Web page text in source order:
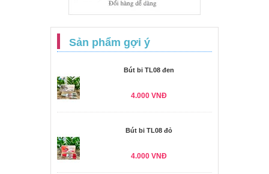
Sản phẩm gợi ý
Bút bi TL08 đen
4.000 VNĐ
Bút bi TL08 đỏ
4.000 VNĐ